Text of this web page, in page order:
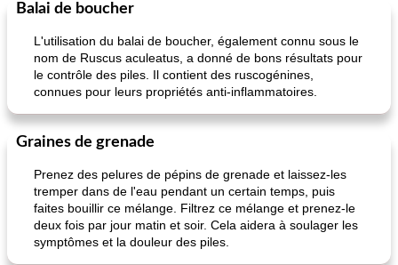
Balai de boucher
L'utilisation du balai de boucher, également connu sous le
nom de Ruscus aculeatus, a donné de bons résultats pour
le contrôle des piles. Il contient des ruscogénines,
connues pour leurs propriétés anti-inflammatoires.
Graines de grenade
Prenez des pelures de pépins de grenade et laissez-les
tremper dans de l'eau pendant un certain temps, puis
faites bouillir ce mélange. Filtrez ce mélange et prenez-le
deux fois par jour matin et soir. Cela aidera à soulager les
symptômes et la douleur des piles.